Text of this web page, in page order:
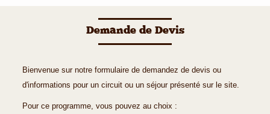
Demande de Devis
Bienvenue sur notre formulaire de demandez de devis ou
d'informations pour un circuit ou un séjour présenté sur le site.
Pour ce programme, vous pouvez au choix :